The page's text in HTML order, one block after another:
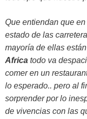
Que entiendan que
estado de las
mayoría de ellas
Africa todo va
comer en un
lo esperado.. pero al
sorprender por lo
de vivencias con las